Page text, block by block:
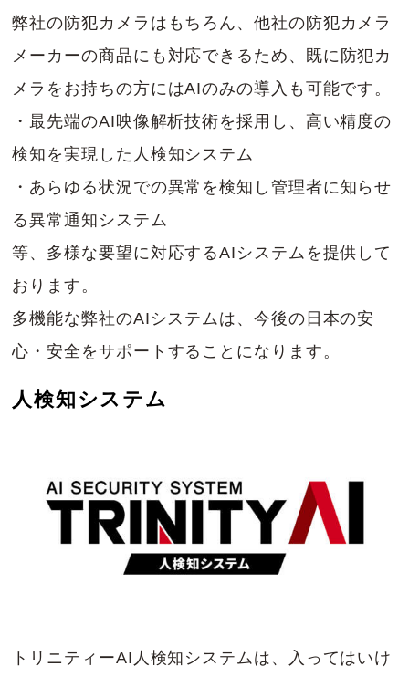
弊社の防犯カメラはもちろん、他社の防犯カメラ
メーカーの商品にも対応できるため、既に防犯カ
メラをお持ちの方にはAIのみの導入も可能です。
・最先端のAI映像解析技術を採用し、高い精度の
検知を実現した人検知システム
・あらゆる状況での異常を検知し管理者に知らせ
る異常通知システム
等、多様な要望に対応するAIシステムを提供して
おります。
多機能な弊社のAIシステムは、今後の日本の安
心・安全をサポートすることになります。
人検知システム
トリニティーAI人検知システムは、入ってはいけ